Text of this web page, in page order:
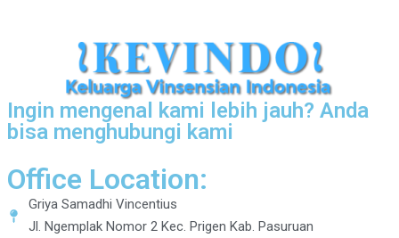
Ingin mengenal kami lebih jauh? Anda
bisa menghubungi kami
Office Location:
Griya Samadhi Vincentius
Jl. Ngemplak Nomor 2 Kec. Prigen Kab. Pasuruan